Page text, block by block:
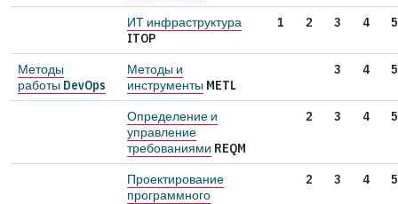
ИТ инфраструктура
ITOP
1 2 3 4 5
Методы
работы DevOps
Методы и
инструменты METL
3 4 5
Определение и
управление
требованиями REQM
2 3 4 5
Проектирование
программного
2 3 4 5